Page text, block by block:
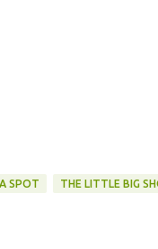
SPOT THE LITTLE BIG